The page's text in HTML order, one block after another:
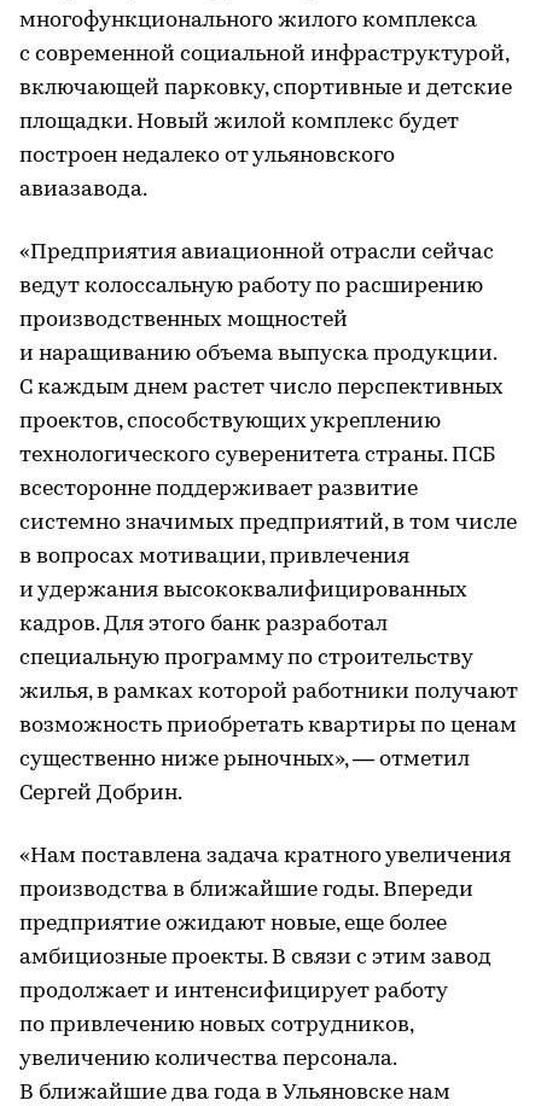
многофункционального жилого комплекса
с современной социальной инфраструктурой,
включающей парковку, спортивные и детские
площадки. Новый жилой комплекс будет
построен недалеко от ульяновского
авиазавода.
«Предприятия авиационной отрасли сейчас
ведут колоссальную работу по расширению
производственных мощностей
и наращиванию объема выпуска продукции.
С каждым днем растет число перспективных
проектов, способствующих укреплению
технологического суверенитета страны. ПСБ
всесторонне поддерживает развитие
системно значимых предприятий, в том числе
в вопросах мотивации, привлечения
и удержания высококвалифицированных
кадров. Для этого банк разработал
специальную программу по строительству
жилья, в рамках которой работники получают
возможность приобретать квартиры по ценам
существенно ниже рыночных», — отметил
Сергей Добрин.
«Нам поставлена задача кратного увеличения
производства в ближайшие годы. Впереди
предприятие ожидают новые, еще более
амбициозные проекты. В связи с этим завод
продолжает и интенсифицирует работу
по привлечению новых сотрудников,
увеличению количества персонала.
В ближайшие два года в Ульяновске нам